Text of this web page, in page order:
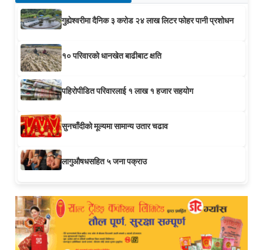
गुह्येश्वरीमा दैनिक ३ करोड २४ लाख लिटर फोहर पानी प्रशोधन
१० परिवारको धानखेत बाढीबाट क्षति
पहिरोपीडित परिवारलाई १ लाख १ हजार सहयोग
सुनचाँदीको मूल्यमा सामान्य उतार चढाव
लागुऔषधसहित ५ जना पक्राउ